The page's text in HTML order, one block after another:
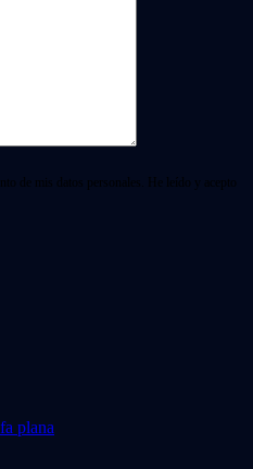
de mis datos personales. He leído y acepto
plana